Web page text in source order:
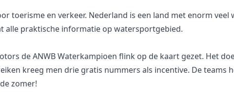
toerisme en verkeer. Nederland is een land met enorm veel
alle praktische informatie op watersportgebied.
de ANWB Waterkampioen flink op de kaart gezet. Het
kreeg men drie gratis nummers als incentive. De teams
zomer!